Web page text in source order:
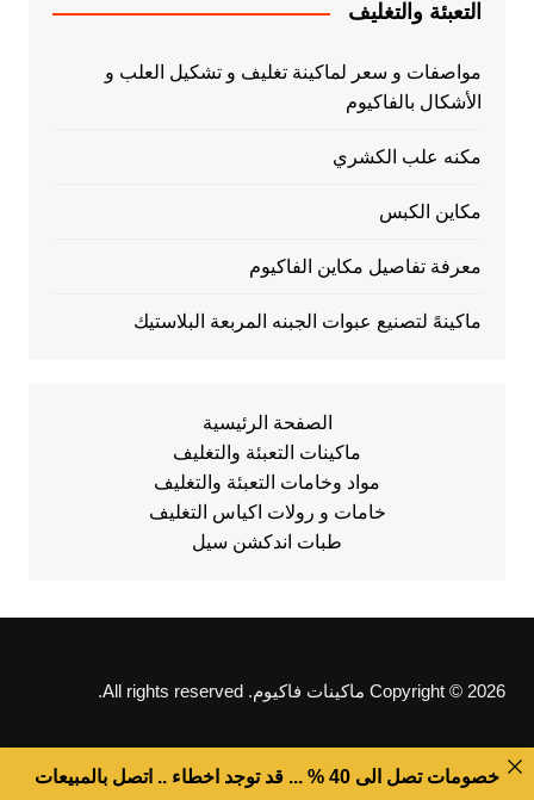
التعبئة والتغليف
مواصفات و سعر لماكينة تغليف و تشكيل العلب و
الأشكال بالفاكيوم
مكنه علب الكشري
مكاين الكبس
معرفة تفاصيل مكاين الفاكيوم
ماكينهً لتصنيع عبوات الجبنه المربعة البلاستيك
الصفحة الرئيسية
ماكينات التعبئة والتغليف
مواد وخامات التعبئة والتغليف
خامات و رولات اكياس التغليف
طبات اندكشن سيل
Copyright © 2026 ماكينات فاكيوم. All rights reserved.
خصومات تصل الى 40 % ... قد توجد اخطاء .. اتصل بالمبيعات